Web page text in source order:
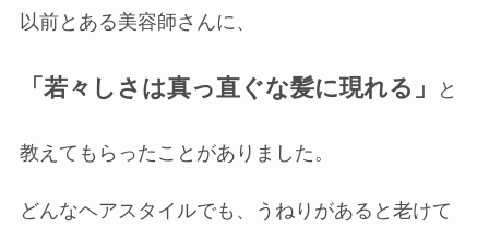
以前とある美容師さんに、
「若々しさは真っ直ぐな髪に現れる」 と
教えてもらったことがありました。
どんなヘアスタイルでも、うねりがあると老けて